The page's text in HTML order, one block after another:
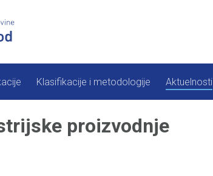
Klasifikacije i metodologije Aktuelnosti
proizvodnje